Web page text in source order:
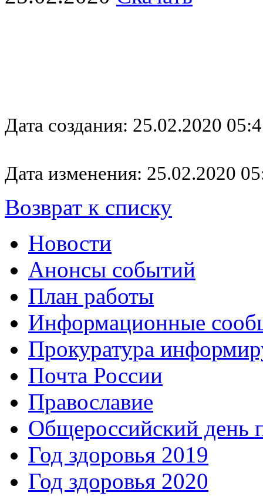
Дата создания: 25.02.2020
Дата изменения: 25.02.2020
Возврат к списку
Новости
Анонсы событий
План работы
Информационные
Прокуратура
Почта России
Православие
Общероссийский день
Год здоровья 2019
Год здоровья 2020